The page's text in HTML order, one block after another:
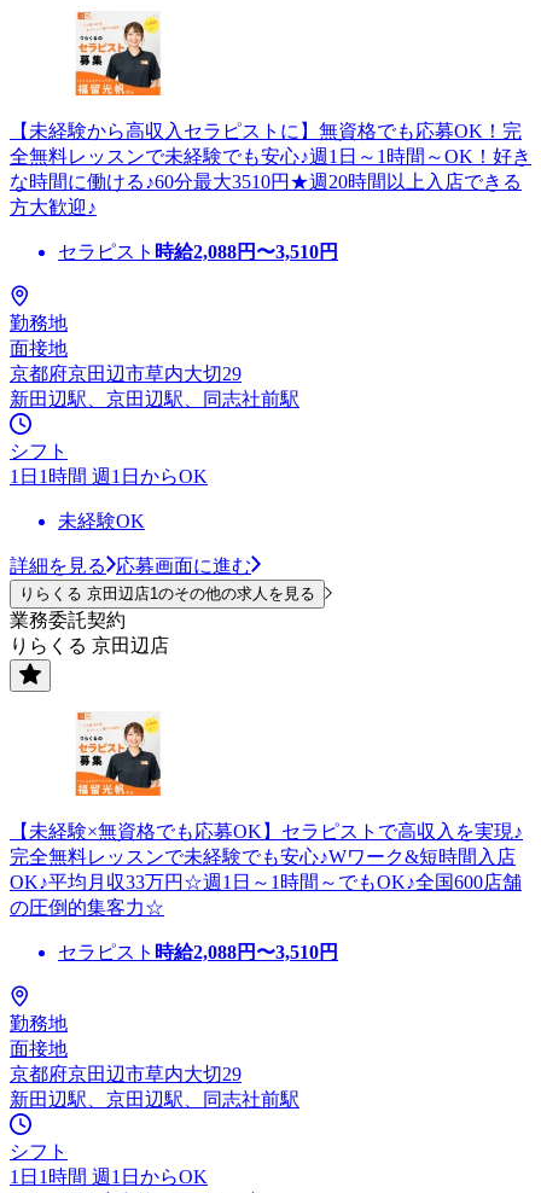
【未経験から高収入セラピストに】無資格でも応募OK！完
全無料レッスンで未経験でも安心♪週1日～1時間～OK！好き
な時間に働ける♪60分最大3510円★週20時間以上入店できる
方大歓迎♪
セラピスト 時給2,088円〜3,510円
勤務地
面接地
京都府京田辺市草内大切29
新田辺駅、京田辺駅、同志社前駅
シフト
1日1時間 週1日からOK
未経験OK
詳細を見る 応募画面に進む
りらくる 京田辺店1のその他の求人を見る
業務委託契約
りらくる 京田辺店
【未経験×無資格でも応募OK】セラピストで高収入を実現♪
完全無料レッスンで未経験でも安心♪Wワーク&短時間入店
OK♪平均月収33万円☆週1日～1時間～でもOK♪全国600店舗
の圧倒的集客力☆
セラピスト 時給2,088円〜3,510円
勤務地
面接地
京都府京田辺市草内大切29
新田辺駅、京田辺駅、同志社前駅
シフト
1日1時間 週1日からOK